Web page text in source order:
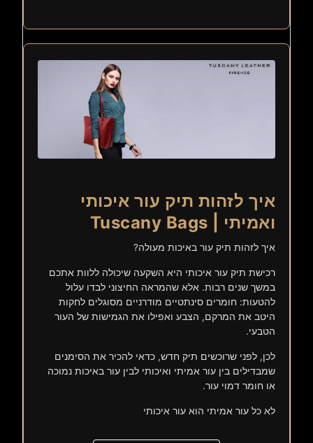
איך לזהות תיק עור איכותי
ואמיתי | Tuscany Bags
איך לזהות תיק עור באיכות מעולה?
רכישת תיק עור איכותי היא השקעה שיכולה ללוות אתכם
במשך שנים רבות. אלא שהמראה החיצוני לבדו עלול
להטעות: חומרים סינתטיים מודרניים מסוגלים לחקות
היטב את המרקם, הצבע ואפילו את הגמישות של העור
הטבעי.
לכן, לפני שרוכשים תיק חדש, כדאי להכיר את הסימנים
שמבדילים בין עור אמיתי ואיכותי לבין עור באיכות נמוכה
או חומר דמוי עור.
לא כל עור אמיתי הוא עור איכותי